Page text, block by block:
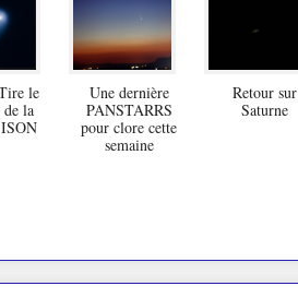
le
la
Une dernière
PANSTARRS
pour clore cette
semaine
Retour sur
Saturne